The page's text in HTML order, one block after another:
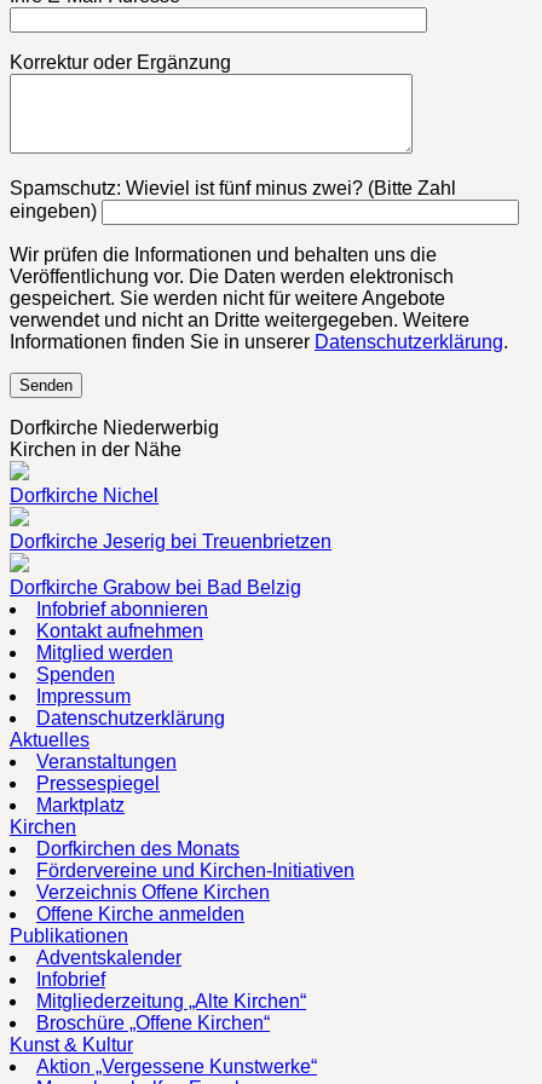
Korrektur oder Ergänzung
Bitte lasse dieses Feld leer.
Spamschutz: Wieviel ist fünf minus zwei? (Bitte Zahl
eingeben)
Wir prüfen die Informationen und behalten uns die
Veröffentlichung vor. Die Daten werden elektronisch
gespeichert. Sie werden nicht für weitere Angebote
verwendet und nicht an Dritte weitergegeben. Weitere
Informationen finden Sie in unserer Datenschutzerklärung.
Dorfkirche Niederwerbig
Kirchen in der Nähe
Dorfkirche Nichel
Dorfkirche Jeserig bei Treuenbrietzen
Dorfkirche Grabow bei Bad Belzig
Infobrief abonnieren
Kontakt aufnehmen
Mitglied werden
Spenden
Impressum
Datenschutzerklärung
Aktuelles
Veranstaltungen
Pressespiegel
Marktplatz
Kirchen
Dorfkirchen des Monats
Fördervereine und Kirchen-Initiativen
Verzeichnis Offene Kirchen
Offene Kirche anmelden
Publikationen
Adventskalender
Infobrief
Mitgliederzeitung „Alte Kirchen“
Broschüre „Offene Kirchen“
Kunst & Kultur
Aktion „Vergessene Kunstwerke“